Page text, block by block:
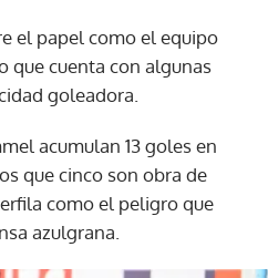
el papel como el equipo
que cuenta con algunas
goleadora.
acumulan 13 goles en
que cinco son obra de
como el peligro que
azulgrana.